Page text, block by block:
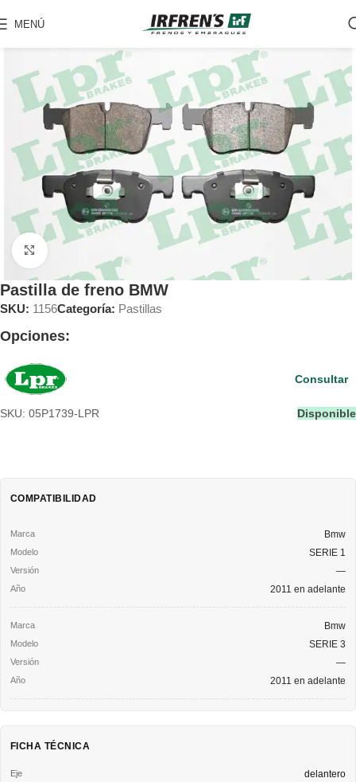
MENÚ
Pastilla de freno BMW
SKU: 1156Categoría: Pastillas
Opciones:
SKU: 05P1739-LPR Disponible
Consultar
COMPATIBILIDAD
Bmw
SERIE 1
—
2011 en adelante
Bmw
SERIE 3
—
2011 en adelante
FICHA TÉCNICA
Eje delantero